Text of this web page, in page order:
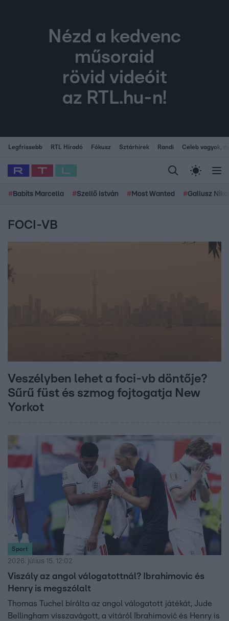
Nézd a kedvenc
műsoraid
rövid videóit
az RTL.hu-n!
Legfrissebb RTL Híradó Fókusz Sztárhírek Randi Celeb vagyok,
# Babits Marcella #Szellő István # Most Wanted #Gallusz
FOCI-VB
Veszélyben lehet a foci-vb döntője?
Sűrű füst és szmog fojtogatja New
Yorkot
Sport
2026. július 15. 12:02
Viszály az angol válogatottnál? Ibrahimovic és
Henry is megszólalt
Thomas Tuchel bírálta az angol válogatott játékát, Jude
Bellingham visszavágott, a vitáról Ibrahimović és Henry is